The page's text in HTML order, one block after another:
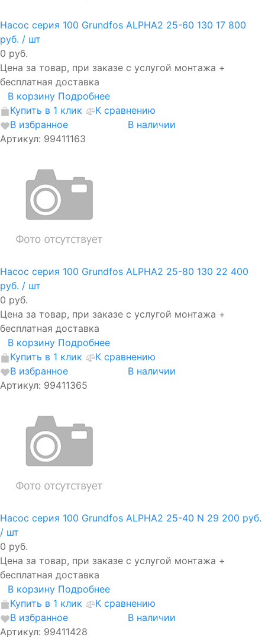
Насос серия 100 Grundfos ALPHA2 25-60 130 17 800
руб. / шт
0 руб.
Цена за товар, при заказе с услугой монтажа +
бесплатная доставка
В корзину Подробнее
Купить в 1 клик
К сравнению
В избранное
В наличии
Артикул: 99411163
Насос серия 100 Grundfos ALPHA2 25-80 130 22 400
руб. / шт
0 руб.
Цена за товар, при заказе с услугой монтажа +
бесплатная доставка
В корзину Подробнее
Купить в 1 клик
К сравнению
В избранное
В наличии
Артикул: 99411365
Насос серия 100 Grundfos ALPHA2 25-40 N 29 200 руб.
/ шт
0 руб.
Цена за товар, при заказе с услугой монтажа +
бесплатная доставка
В корзину Подробнее
Купить в 1 клик
К сравнению
В избранное
В наличии
Артикул: 99411428